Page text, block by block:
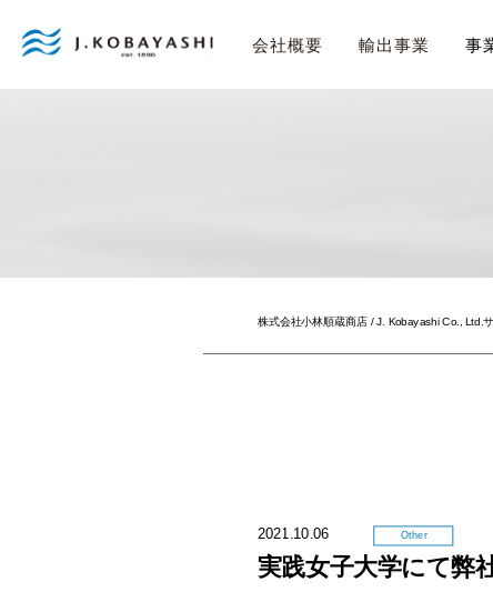
会社概要 輸出事業 事
株式会社小林順蔵商店 / J. Kobayashi Co., Ltd.
2021.10.06 Other
実践女子大学にて弊